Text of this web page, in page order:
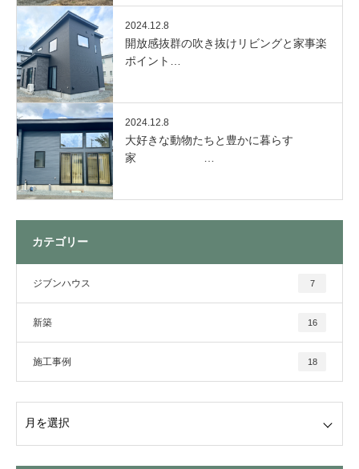
2024.12.8
開放感抜群の吹き抜けリビングと家事楽
ポイント…
2024.12.8
大好きな動物たちと豊かに暮らす
家 …
カテゴリー
ジブンハウス 7
新築 16
施工事例 18